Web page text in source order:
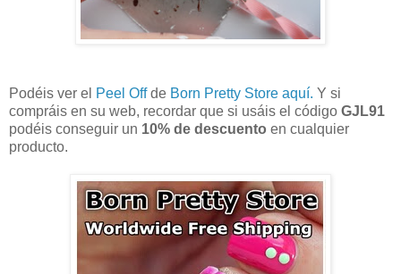
Podéis ver el Peel Offde Born Pretty Store aquí. Y si
compráis en su web, recordar que si usáis el código GJL91
podéis conseguir un 10% de descuento en cualquier
producto.